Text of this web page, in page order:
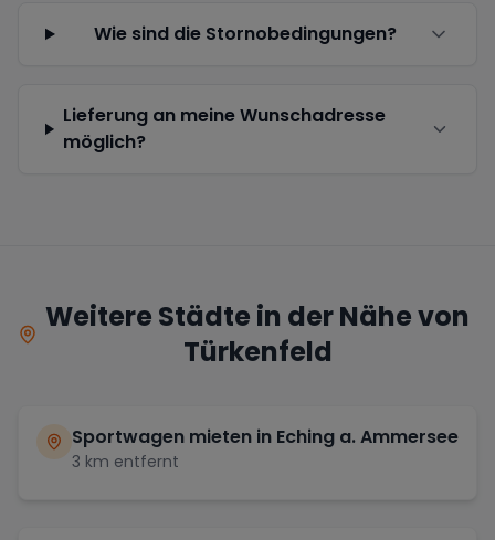
Wie sind die Stornobedingungen?
Lieferung an meine Wunschadresse
möglich?
Weitere Städte in der Nähe von
Türkenfeld
Sportwagen mieten in Eching a. Ammersee
3 km entfernt